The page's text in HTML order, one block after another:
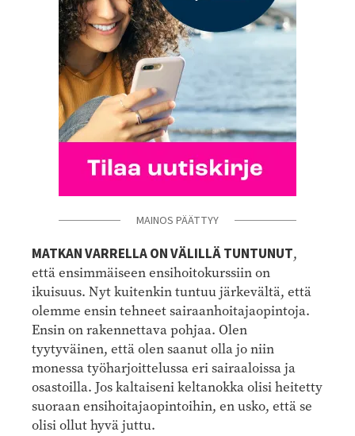
MAINOS PÄÄTTYY
MATKAN VARRELLA ON VÄLILLÄ TUNTUNUT,
että ensimmäiseen ensihoitokurssiin on
ikuisuus. Nyt kuitenkin tuntuu järkevältä, että
olemme ensin tehneet sairaanhoitajaopintoja.
Ensin on rakennettava pohjaa. Olen
tyytyväinen, että olen saanut olla jo niin
monessa työharjoittelussa eri sairaaloissa ja
osastoilla. Jos kaltaiseni keltanokka olisi heitetty
suoraan ensihoitajaopintoihin, en usko, että se
olisi ollut hyvä juttu.